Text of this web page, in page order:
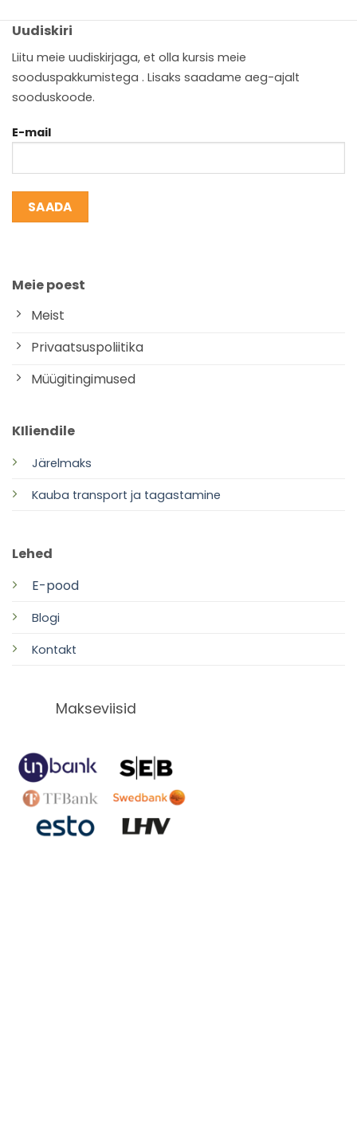
Uudiskiri
Liitu meie uudiskirjaga, et olla kursis meie
sooduspakkumistega . Lisaks saadame aeg-ajalt
sooduskoode.
E-mail
KIliendile
Järelmaks
Kauba transport ja tagastamine
Lehed
E-pood
Blogi
Kontakt
Makseviisid
Meie poest
Meist
Privaatsuspoliitika
Müügitingimused